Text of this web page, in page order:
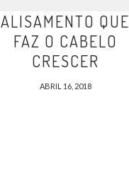
ALISAMENTO QUE
FAZ O CABELO
CRESCER
ABRIL 16, 2018